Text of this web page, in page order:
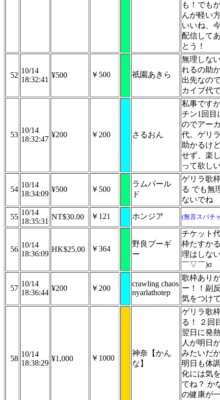
も！でも
んが軽い
いいね、
配信して
とう！
52
10/14
18:32:41
¥500 ￥500 祇園あきら
無理しな
れるの助
出先なの
カイブ代
53
10/14
18:32:47
¥200 ￥200 さるおん
私事です
チン1回目
のでアー
代。ゲリ
助かるけ
せず、楽
って欲し
54
10/14
18:34:09
¥500 ￥500
ラムパール
ド
ゲリラ歌
る でも無
ないでね
55
10/14
18:35:31
NT$30.00 ￥121 ホンジア (無言スパチ
56
10/14
18:36:09
HK$25.00 ￥364
野良プーギ
ー
チケット
枠たすか
理はしな
￣▽￣)σ
57
10/14
18:36:44
¥200 ￥200
crawling chaos
nyarlathotep
歌枠あり
ー！！副
気をつけ
58
10/14
18:38:29
¥1,000 ￥1000
神奈【かん
な】
ゲリラ歌
る！ ２回
翌日に発
人が明日
みたいだ
明日も体
化には気
てね？ か
の健康が